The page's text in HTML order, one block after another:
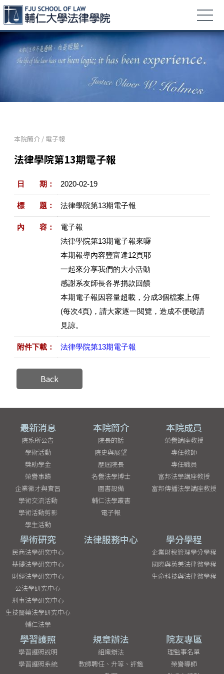
本院簡介 / 電子報
法律學院第13期電子報
日 期： 2020-02-19
標 題： 法律學院第13期電子報
內 容：
電子報
法律學院第13期電子報來囉
本期報導內容豐富達12頁耶
一起來分享我們的大小活動
感謝系友師長各界捐款回饋
本期電子報因容量超載，分成3個檔案上傳
(每次4頁)，請大家逐一閱覽，造成不便敬請
見諒。
附件下載： 法律學院第13期電子報
Back
最新消息
院系所公告
學術活動
獎助學金
榮譽事蹟
企業徵才與實習
學術交流活動
學術活動剪影
學生活動
本院簡介
院長的話
院史與展望
歷屆院長
名譽法學博士
圖書設備
輔仁法學叢書
電子報
本院成員
榮譽講座教授
專任教師
專任職員
富邦法學講座教授
富邦傳播法學講座教授
學術研究
民商法學研究中心
基礎法學研究中心
財經法學研究中心
公法學研究中心
刑事法學研究中心
生技醫藥法學研究中心
輔仁法學
法律服務中心 學分學程
企業財稅管理學分學程
國際與英美法律微學程
生命科技與法律微學程
學習護照
學習護照說明
學習護照系統
規章辦法
組織辦法
教師聘任、升等、評鑑
院友專區
理監事名單
榮譽導師